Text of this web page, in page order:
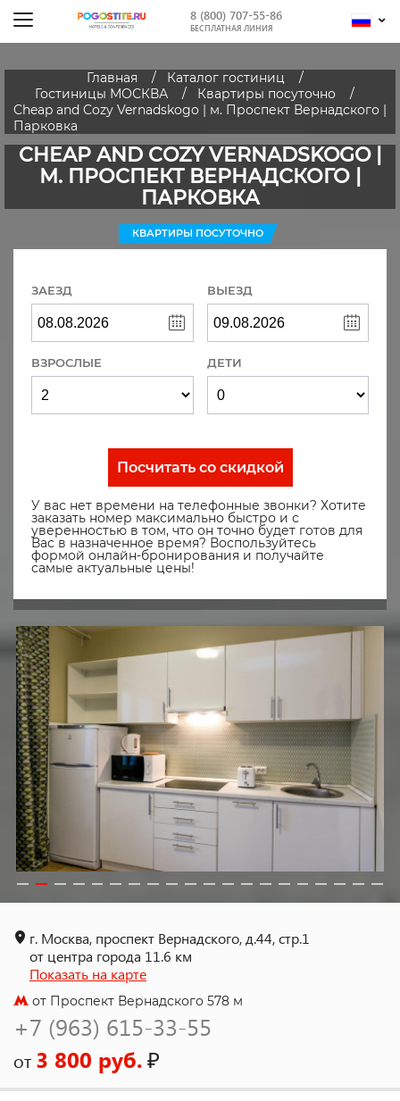
8 (800) 707-55-86
БЕСПЛАТНАЯ ЛИНИЯ
Главная
Каталог гостиниц
Гостиницы МОСКВА
Квартиры посуточно
Cheap and Cozy Vernadskogo | м. Проспект Вернадского |
Парковка
CHEAP AND COZY VERNADSKOGO |
М. ПРОСПЕКТ ВЕРНАДСКОГО |
ПАРКОВКА
КВАРТИРЫ ПОСУТОЧНО
ЗАЕЗД ВЫЕЗД
ВЗРОСЛЫЕ ДЕТИ
Посчитать со скидкой
У вас нет времени на телефонные звонки? Хотите
заказать номер максимально быстро и с
уверенностью в том, что он точно будет готов для
Вас в назначенное время? Воспользуйтесь
формой онлайн-бронирования и получайте
самые актуальные цены!
г. Москва, проспект Вернадского, д.44, стр.1
от центра города 11.6 км
Показать на карте
от Проспект Вернадского 578 м
+7 (963) 615-33-55
от 3 800 руб.₽